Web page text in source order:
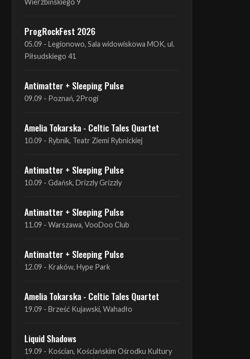
05.09 - Legionowo, Sala widowiskowa MOK, ul.
Antimatter + Sleeping Pulse
09.09 - Poznań, 2Progi
Amelia Tokarska - Celtic Tales Quartet
10.09 - Rybnik, Teatr Ziemi Rybnickiej
Antimatter + Sleeping Pulse
10.09 - Gdańsk, Drizzly Grizzly
Antimatter + Sleeping Pulse
11.09 - Warszawa, VooDoo Club
Antimatter + Sleeping Pulse
12.09 - Kraków, Hype Park
Amelia Tokarska - Celtic Tales Quartet
19.09 - Brześć Kujawski, Wahadło
Liquid Shadows
19.09 - Kościan, Kościańskim Ośrodku Kultury
Amelia Tokarska - Celtic Tales Quartet
20.09 - Brześć Kujawski, Wahadło